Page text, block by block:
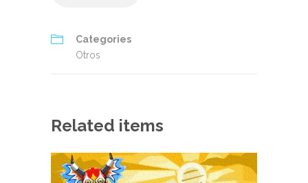
Categories
Otros
Related items